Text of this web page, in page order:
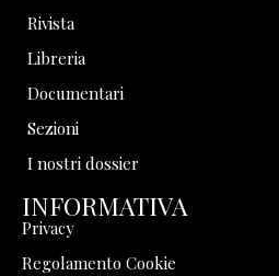
Rivista
Libreria
Documentari
Sezioni
I nostri dossier
INFORMATIVA
Privacy
Regolamento Cookie